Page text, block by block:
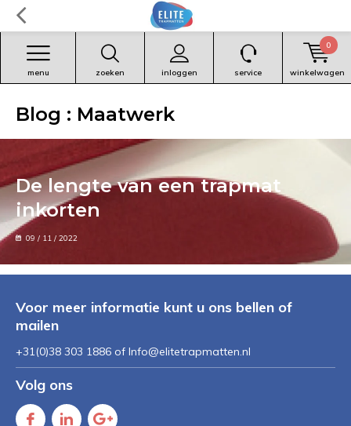
zoeken inloggen
menu service winkelwagen
0
Blog : Maatwerk
De lengte van een trapmat
inkorten
09 / 11 / 2022
Voor meer informatie kunt u ons bellen of
mailen
+31(0)38 303 1886 of Info@elitetrapmatten.nl
Volg ons